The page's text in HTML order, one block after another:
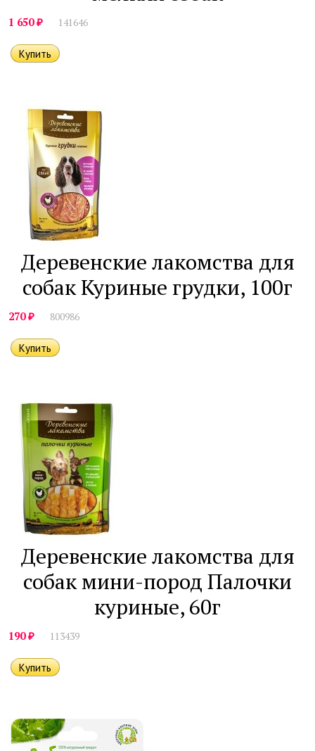
1 650₽ 141646
Деревенские лакомства для
собак Куриные грудки, 100г
270₽ 800986
Деревенские лакомства для
собак мини-пород Палочки
куриные, 60г
190₽ 113439